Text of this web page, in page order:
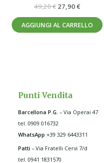
49,20€ 27,90€
AGGIUNGI AL CARRELLO
Punti Vendita
Barcellona P.G – Via Operai 47
tel. 0909 016732
WhatsApp +39 329 6443311
Patti – Via Fratelli Cervi 7/d
tel. 0941 1831570